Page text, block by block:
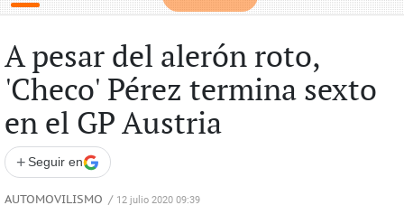
A pesar del alerón roto,
'Checo' Pérez termina sexto
en el GP Austria
+ Seguir en
AUTOMOVILISMO / 12 julio 2020 09:39